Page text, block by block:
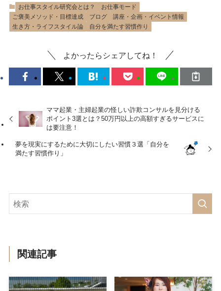
お仕事スタイル研究会とは？
お仕事モード
ご褒美メソッド・目標達成
ブログ
講座・企画・イベント情報
生き方・ライフスタイル論
自分を満たす習慣作り
よかったらシェアしてね！
ママ起業・主婦起業の怪しい詐欺コンサルを見分ける
ポイント3選とは？50万円以上の高額すぎるサービスに
は要注意！
夢を現実にするために大切にしたい習慣３選「自分を
満たす習慣作り」
関連記事